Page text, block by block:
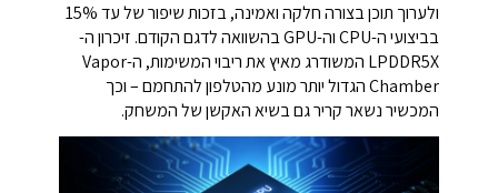
ולערוך תוכן בצורה חלקה ואמינה, בזכות שיפור של עד 15%
בביצועי ה-CPU וה-GPU בהשוואה לדגם הקודם. זיכרון ה-
LPDDR5X המשודרג מאיץ את ריבוי המשימות, ה-Vapor
Chamber הגדול יותר מונע מהטלפון להתחמם – וכך
המכשיר נשאר קריר גם בשיא האקשן של המשחק.